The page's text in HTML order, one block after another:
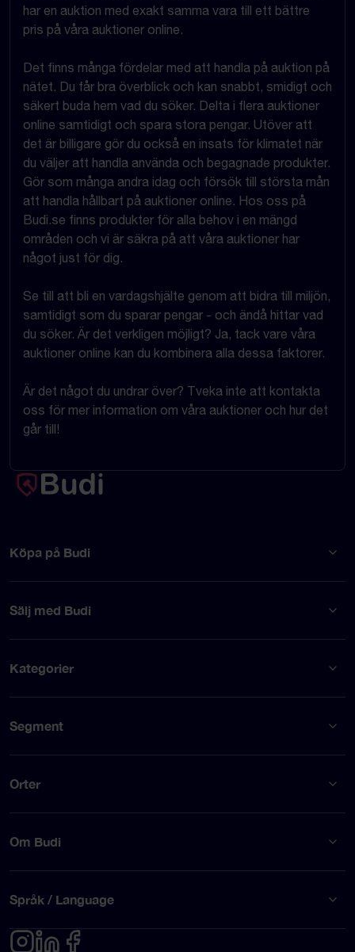
har en auktion med exakt samma vara till ett bättre
pris på våra auktioner online.
Det finns många fördelar med att handla på auktion på
nätet. Du får bra överblick och kan snabbt, smidigt och
säkert buda hem vad du söker. Delta i flera auktioner
online samtidigt och spara stora pengar. Utöver att
det är billigare gör du också en insats för klimatet när
du väljer att handla använda och begagnade produkter.
Gör som många andra idag och försök till största mån
att handla hållbart på auktioner online. Hos oss på
Budi.se finns produkter för alla behov i en mängd
områden och vi är säkra på att våra auktioner har
något just för dig.
Se till att bli en vardagshjälte genom att bidra till miljön,
samtidigt som du sparar pengar - och ändå hittar vad
du söker. Är det verkligen möjligt? Ja, tack vare våra
auktioner online kan du kombinera alla dessa faktorer.
Är det något du undrar över? Tveka inte att kontakta
oss för mer information om våra auktioner och hur det
går till!
Köpa på Budi
Sälj med Budi
Kategorier
Segment
Orter
Om Budi
Språk / Language